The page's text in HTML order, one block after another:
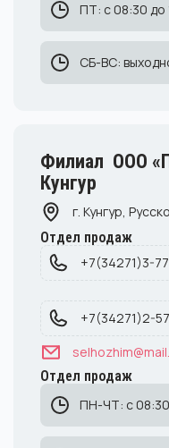
ПТ: с 08:30 до
СБ-ВС:
Филиал ООО
Кунгур
г. Кунгур,
Отдел продаж
+7(34271)3-
+7(34271)2-
Отдел продаж
ПН-ЧТ: с